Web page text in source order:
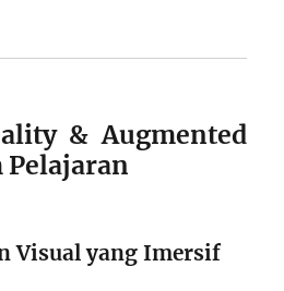
& Augmented
Pelajaran
Visual yang Imersif